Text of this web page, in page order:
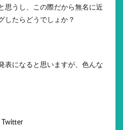
思うし、この際だから無名に近
したらどうでしょか？
表になると思いますが、色んな
Twitter